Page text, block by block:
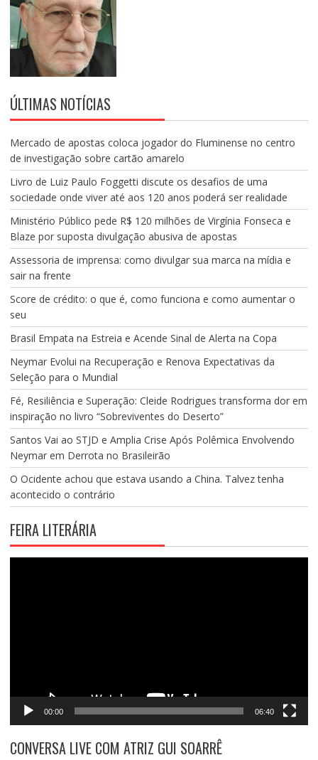
ÚLTIMAS NOTÍCIAS
Mercado de apostas coloca jogador do Fluminense no centro
de investigação sobre cartão amarelo
Livro de Luiz Paulo Foggetti discute os desafios de uma
sociedade onde viver até aos 120 anos poderá ser realidade
Ministério Público pede R$ 120 milhões de Virgínia Fonseca e
Blaze por suposta divulgação abusiva de apostas
Assessoria de imprensa: como divulgar sua marca na mídia e
sair na frente
Score de crédito: o que é, como funciona e como aumentar o
seu
Brasil Empata na Estreia e Acende Sinal de Alerta na Copa
Neymar Evolui na Recuperação e Renova Expectativas da
Seleção para o Mundial
Fé, Resiliência e Superação: Cleide Rodrigues transforma dor em
inspiração no livro “Sobreviventes do Deserto”
Santos Vai ao STJD e Amplia Crise Após Polêmica Envolvendo
Neymar em Derrota no Brasileirão
O Ocidente achou que estava usando a China. Talvez tenha
acontecido o contrário
FEIRA LITERÁRIA
00:00 06:40
CONVERSA LIVE COM ATRIZ GUI SOARRÊ